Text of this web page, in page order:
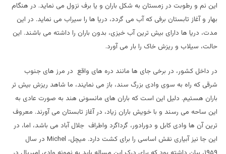
این نم و رطوبت در زمستان به شکل باران و یا برف نزول می نماید. در هنگام
بهار و آغاز تابستان برفی که آب می گردد، دریا ها را سیراب می نماید. در این
مدت، دریا ها دارای بیش ترین آب خیزی، بدون باران را داشته می باشند. این
حالت، سیلاب و ریزش خاک را بار می آورد.
در داخل کشور، در برخی جای ها مانند دره های واقع در مرز های جنوب
شرقی که راه به سوی وادی بزرگ سند، باز می نمایند، ما شاهد ریزش بیش تر
باران هستیم. دلیل این است که باران های مانسونی هند به صورت عادی به
این ساحه می رسند و با خویش باران زیاد، در آغاز تابستان می آورند. معروف
ترین آن ها وادی کابل و دورادور، گرداگرد واطراف جلال آباد می باشد، اما، در
این جا نیز آبیاری نقش اساسی را برای کشت دارد. میچل، Michel در سال